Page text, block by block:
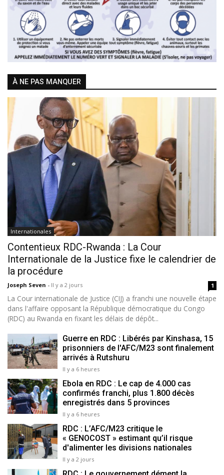
À NE PAS MANQUER
Internationales
Contentieux RDC-Rwanda : La Cour
Internationale de la Justice fixe le calendrier de
la procédure
Joseph Seven - Il y a 2 jours 1
La Cour internationale de Justice (CIJ) a franchi une nouvelle étape
dans l'affaire opposant la République démocratique du Congo
(RDC) au Rwanda en fixant les délais de dépôt...
Guerre en RDC : Libérés par Kinshasa, 15
prisonniers de l'AFC/M23 sont finalement
arrivés à Rutshuru
Il y a 6 heures
Ebola en RDC : Le cap de 4.000 cas
confirmés franchi, plus 1.800 décès
enregistrés dans 5 provinces
Il y a 6 heures
RDC : L’AFC/M23 critique le
« GENOCOST » estimant qu’il risque
d'alimenter les divisions nationales
Il y a 2 jours